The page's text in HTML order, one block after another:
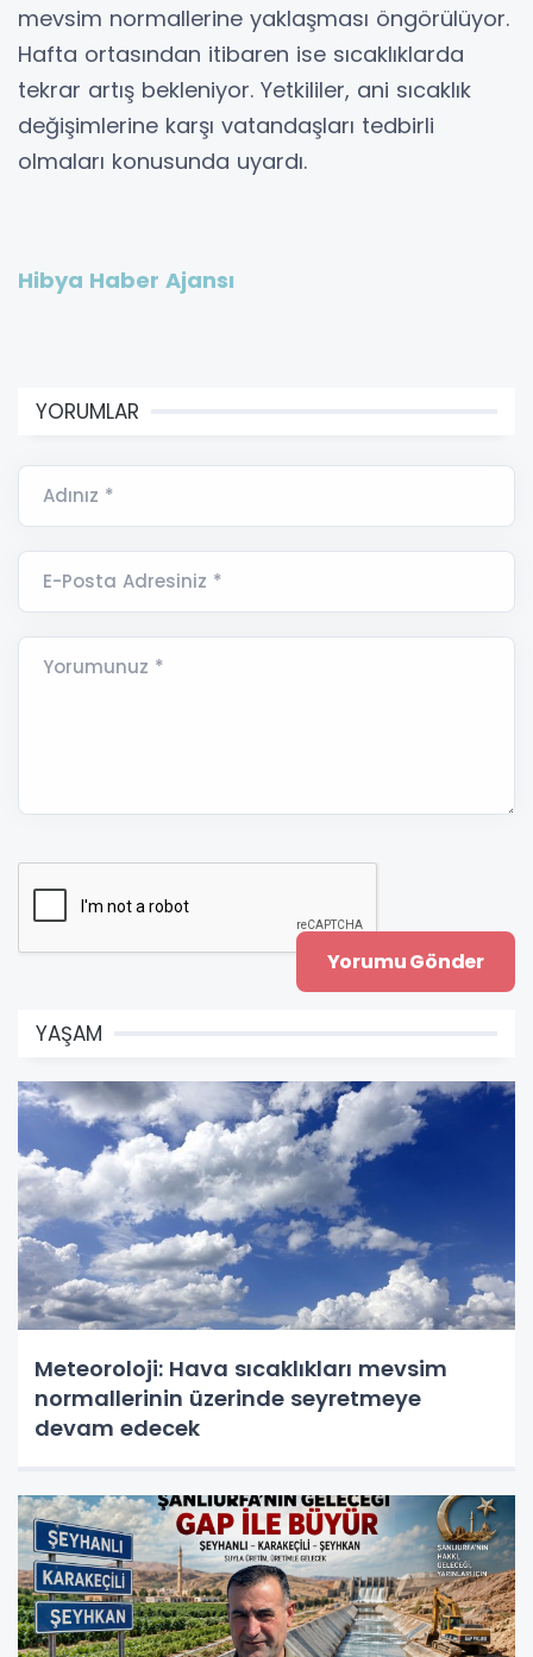
mevsim normallerine yaklaşması öngörülüyor.
Hafta ortasından itibaren ise sıcaklıklarda
tekrar artış bekleniyor. Yetkililer, ani sıcaklık
değişimlerine karşı vatandaşları tedbirli
olmaları konusunda uyardı.
Hibya Haber Ajansı
YORUMLAR
Adınız *
E-Posta Adresiniz *
Yorumunuz *
YAŞAM
Meteoroloji: Hava sıcaklıkları mevsim
normallerinin üzerinde seyretmeye
devam edecek